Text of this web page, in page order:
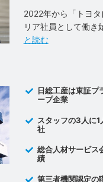
2022年から「トヨ
リア社員として働き
と読む
日総工産は東証プ
ープ企業
スタッフの3人に1
社
総合人材サービス
績
第三者機関認定の